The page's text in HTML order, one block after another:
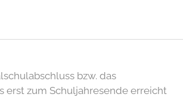
bzw. das
erst zum Schuljahresende erreicht